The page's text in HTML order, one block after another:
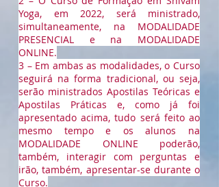
Yoga, em 2022, será ministrado,
simultaneamente, na MODALIDADE
PRESENCIAL e na MODALIDADE
ONLINE.
3 – Em ambas as modalidades, o Curso
seguirá na forma tradicional, ou seja,
serão ministrados Apostilas Teóricas e
Apostilas Práticas e, como já foi
apresentado acima, tudo será feito ao
mesmo tempo e os alunos na
MODALIDADE ONLINE poderão,
também, interagir com perguntas e
irão, também, apresentar-se durante o
Curso.